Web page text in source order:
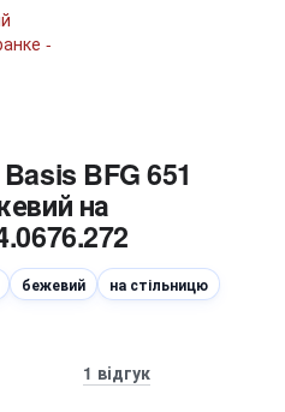
BFG 651
на
бежевий
на стільницю
1 відгук